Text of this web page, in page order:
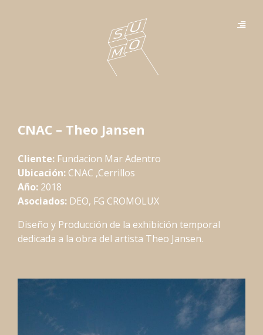
CNAC – Theo Jansen
Cliente: Fundacion Mar Adentro
Ubicación: CNAC ,Cerrillos
Año: 2018
Asociados: DEO, FG CROMOLUX
Diseño y Producción de la exhibición temporal
dedicada a la obra del artista Theo Jansen.